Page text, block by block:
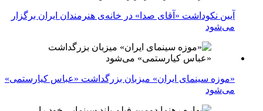
آیین نکوداشت «آقای صدا» در خانه‌ی هنرمندان ایران برگزار
می‌شود
«موزه سینمای ایران» میزبان بزرگداشت «عباس کیارستمی»
می‌شود